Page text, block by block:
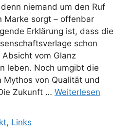
niemand um den Ruf
Marke sorgt – offenbar
Erklärung ist, dass die
schon
vom Glanz
leben. Noch umgibt die
Mythos von Qualität und
Zukunft … Weiterlesen
, Links